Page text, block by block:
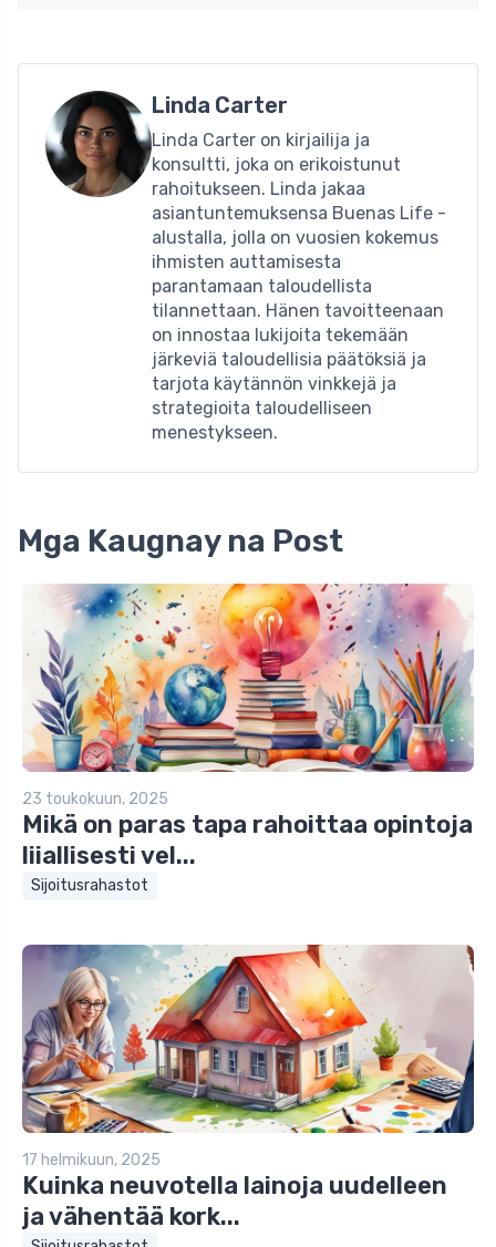
Linda Carter
Linda Carter on kirjailija ja
konsultti, joka on erikoistunut
rahoitukseen. Linda jakaa
asiantuntemuksensa Buenas Life -
alustalla, jolla on vuosien kokemus
ihmisten auttamisesta
parantamaan taloudellista
tilannettaan. Hänen tavoitteenaan
on innostaa lukijoita tekemään
järkeviä taloudellisia päätöksiä ja
tarjota käytännön vinkkejä ja
strategioita taloudelliseen
menestykseen.
Mga Kaugnay na Post
23 toukokuun, 2025
Mikä on paras tapa rahoittaa opintoja
liiallisesti vel...
Sijoitusrahastot
17 helmikuun, 2025
Kuinka neuvotella lainoja uudelleen
ja vähentää kork...